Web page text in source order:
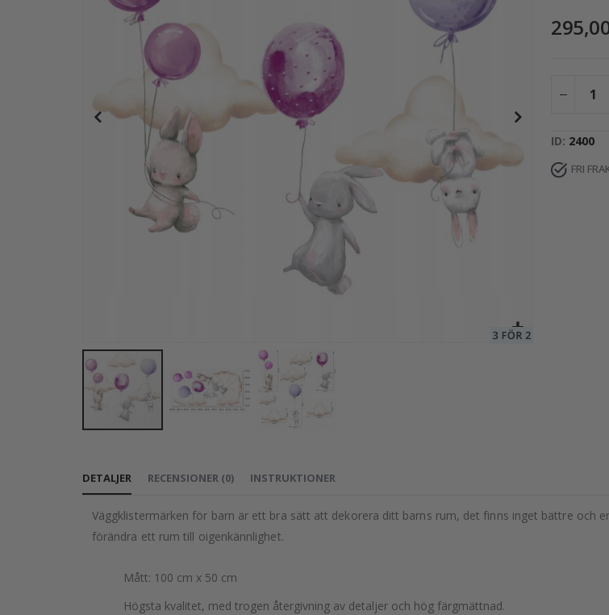
Wallstickers - Akvarell Zebra set
början
bildgalleriet
ID 2400
FRI
DETALJER
Väggklistermärken för barn är ett bra sätt att dekorera ditt barns rum, det finns inget bättre och
förändra ett rum till oigenkännlighet.
Mått: 100 cm x 50 cm
Högsta kvalitet, med trogen återgivning av detaljer och hög färgmättnad.
RECENSIONER (0) INSTRUKTIONER